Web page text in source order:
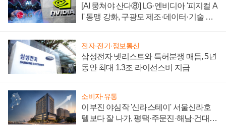
[AI 뭉쳐야 산다⑧] LG·엔비디아 '피지컬 A
I' 동맹 강화, 구광모 제조·데이터·기술 결
전자·전기·정보통신
삼성전자 넷리스트와 특허분쟁 매듭, 5년
동안 최대 1.3조 라이선스비 지급
소비자·유통
이부진 야심작 '신라스테이' 서울신라호
텔보다 잘 나가, 평택·주문진·해남·건대로